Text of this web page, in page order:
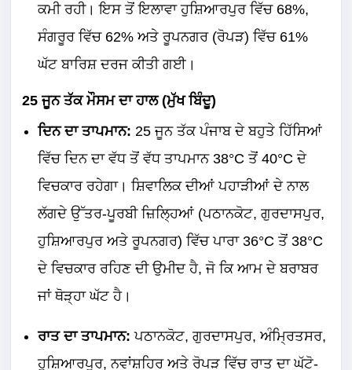
ਕਮੀ ਰਹੀ। ਇਸ ਤੋਂ ਇਲਾਵਾ ਹੁਸ਼ਿਆਰਪੁਰ ਵਿੱਚ 68%,
ਸੰਗਰੂਰ ਵਿੱਚ 62% ਅਤੇ ਰੂਪਨਗਰ (ਰੋਪੜ) ਵਿੱਚ 61%
ਘੱਟ ਬਾਰਿਸ਼ ਦਰਜ ਕੀਤੀ ਗਈ।
25 ਜੂਨ ਤੱਕ ਮੌਸਮ ਦਾ ਹਾਲ (ਮੁੱਖ ਬਿੰਦੂ)
ਦਿਨ ਦਾ ਤਾਪਮਾਨ: 25 ਜੂਨ ਤੱਕ ਪੰਜਾਬ ਦੇ ਬਹੁਤੇ ਹਿੱਸਿਆਂ
ਵਿੱਚ ਦਿਨ ਦਾ ਵੱਧ ਤੋਂ ਵੱਧ ਤਾਪਮਾਨ 38°C ਤੋਂ 40°C ਦੇ
ਵਿਚਕਾਰ ਰਹੇਗਾ। ਸ਼ਿਵਾਲਿਕ ਦੀਆਂ ਪਹਾੜੀਆਂ ਦੇ ਨਾਲ
ਲੱਗਦੇ ਉੱਤਰ-ਪੂਰਬੀ ਜ਼ਿਲ੍ਹਿਆਂ (ਪਠਾਨਕੋਟ, ਗੁਰਦਾਸਪੁਰ,
ਹੁਸ਼ਿਆਰਪੁਰ ਅਤੇ ਰੂਪਨਗਰ) ਵਿੱਚ ਪਾਰਾ 36°C ਤੋਂ 38°C
ਦੇ ਵਿਚਕਾਰ ਰਹਿਣ ਦੀ ਉਮੀਦ ਹੈ, ਜੋ ਕਿ ਆਮ ਦੇ ਬਰਾਬਰ
ਜਾਂ ਥੋੜ੍ਹਾ ਘੱਟ ਹੈ।
ਰਾਤ ਦਾ ਤਾਪਮਾਨ: ਪਠਾਨਕੋਟ, ਗੁਰਦਾਸਪੁਰ, ਅੰਮ੍ਰਿਤਸਰ,
ਹੁਸ਼ਿਆਰਪੁਰ, ਨਵਾਂਸ਼ਹਿਰ ਅਤੇ ਰੋਪੜ ਵਿੱਚ ਰਾਤ ਦਾ ਘੱਟੋ-